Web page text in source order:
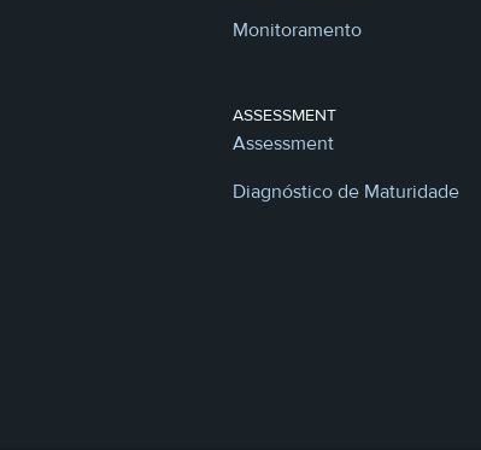
Monitoramento
ASSESSMENT
Assessment
Diagnóstico de Maturidade